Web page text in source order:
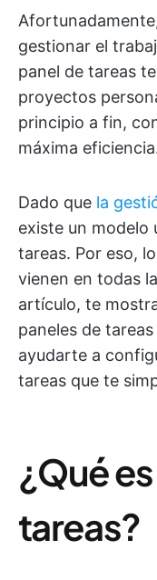
gestionar el
panel de tareas
proyectos
principio a fin,
máxima
Dado que la
existe un modelo
tareas. Por eso,
vienen en todas
artículo, te
paneles de
ayudarte a
tareas que te
¿Qué
tareas?